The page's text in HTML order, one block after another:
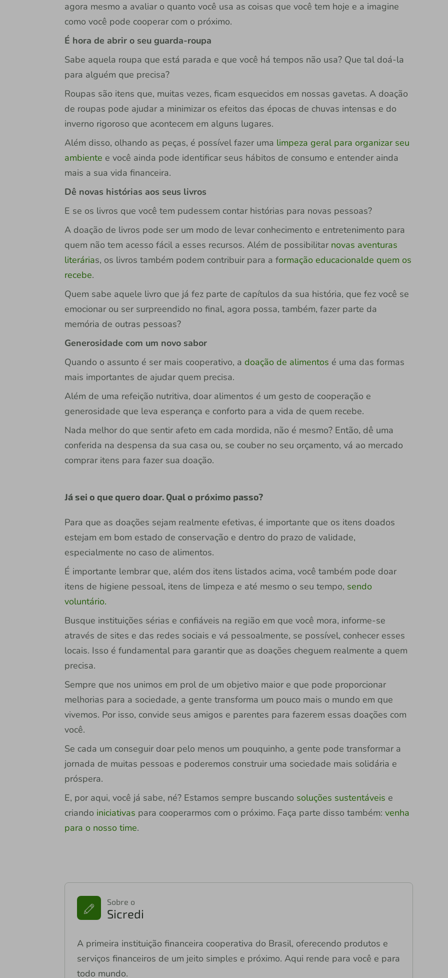
agora mesmo a avaliar o quanto você usa as coisas que você tem hoje e a imagine
como você pode cooperar com o próximo.
É hora de abrir o seu guarda-roupa
Sabe aquela roupa que está parada e que você há tempos não usa? Que tal doá-la
para alguém que precisa?
Roupas são itens que, muitas vezes, ficam esquecidos em nossas gavetas. A doação
de roupas pode ajudar a minimizar os efeitos das épocas de chuvas intensas e do
inverno rigoroso que acontecem em alguns lugares.
Além disso, olhando as peças, é possível fazer uma limpeza geral para organizar seu
ambiente e você ainda pode identificar seus hábitos de consumo e entender ainda
mais a sua vida financeira.
Dê novas histórias aos seus livros
E se os livros que você tem pudessem contar histórias para novas pessoas?
A doação de livros pode ser um modo de levar conhecimento e entretenimento para
quem não tem acesso fácil a esses recursos. Além de possibilitar novas aventuras
literárias, os livros também podem contribuir para a formação educacionalde quem os
recebe.
Quem sabe aquele livro que já fez parte de capítulos da sua história, que fez você se
emocionar ou ser surpreendido no final, agora possa, também, fazer parte da
memória de outras pessoas?
Generosidade com um novo sabor
Quando o assunto é ser mais cooperativo, a doação de alimentos é uma das formas
mais importantes de ajudar quem precisa.
Além de uma refeição nutritiva, doar alimentos é um gesto de cooperação e
generosidade que leva esperança e conforto para a vida de quem recebe.
Nada melhor do que sentir afeto em cada mordida, não é mesmo? Então, dê uma
conferida na despensa da sua casa ou, se couber no seu orçamento, vá ao mercado
comprar itens para fazer sua doação.
Já sei o que quero doar. Qual o próximo passo?
Para que as doações sejam realmente efetivas, é importante que os itens doados
estejam em bom estado de conservação e dentro do prazo de validade,
especialmente no caso de alimentos.
É importante lembrar que, além dos itens listados acima, você também pode doar
itens de higiene pessoal, itens de limpeza e até mesmo o seu tempo, sendo
voluntário.
Busque instituições sérias e confiáveis na região em que você mora, informe-se
através de sites e das redes sociais e vá pessoalmente, se possível, conhecer esses
locais. Isso é fundamental para garantir que as doações cheguem realmente a quem
precisa.
Sempre que nos unimos em prol de um objetivo maior e que pode proporcionar
melhorias para a sociedade, a gente transforma um pouco mais o mundo em que
vivemos. Por isso, convide seus amigos e parentes para fazerem essas doações com
você.
Se cada um conseguir doar pelo menos um pouquinho, a gente pode transformar a
jornada de muitas pessoas e poderemos construir uma sociedade mais solidária e
próspera.
E, por aqui, você já sabe, né? Estamos sempre buscando soluções sustentáveis e
criando iniciativas para cooperarmos com o próximo. Faça parte disso também: venha
para o nosso time.
Sobre o
Sicredi
A primeira instituição financeira cooperativa do Brasil, oferecendo produtos e
serviços financeiros de um jeito simples e próximo. Aqui rende para você e para
todo mundo.